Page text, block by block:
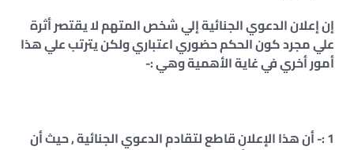
إن إعلان الدعوي الجنائية إلي شخص المتهم لا يقتصر أثرة
علي مجرد كون الحكم حضوري اعتباري ولكن يترتب علي هذا
أمور أخري في غاية الأهمية وهي :-
1 :- أن هذا الإعلان قاطع لتقادم الدعوي الجنائية , حيث أن